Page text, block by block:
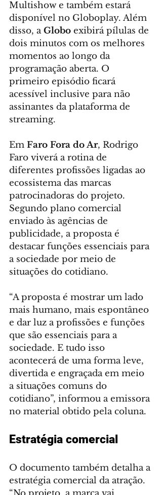
Multishow e também estará
disponível no Globoplay. Além
disso, a Globo exibirá pílulas de
dois minutos com os melhores
momentos ao longo da
programação aberta. O
primeiro episódio ficará
acessível inclusive para não
assinantes da plataforma de
streaming.
Em Faro Fora do Ar, Rodrigo
Faro viverá a rotina de
diferentes profissões ligadas ao
ecossistema das marcas
patrocinadoras do projeto.
Segundo plano comercial
enviado às agências de
publicidade, a proposta é
destacar funções essenciais para
a sociedade por meio de
situações do cotidiano.
“A proposta é mostrar um lado
mais humano, mais espontâneo
e dar luz a profissões e funções
que são essenciais para a
sociedade. E tudo isso
acontecerá de uma forma leve,
divertida e engraçada em meio
a situações comuns do
cotidiano”, informou a emissora
no material obtido pela coluna.
Estratégia comercial
O documento também detalha a
estratégia comercial da atração.